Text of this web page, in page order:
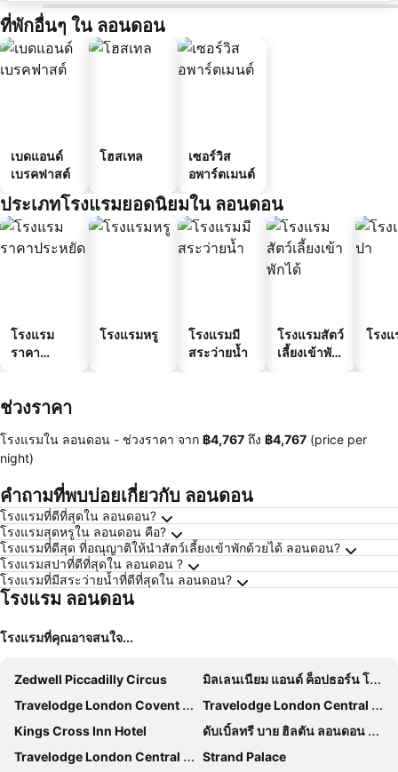
ที่พักอื่นๆ ใน ลอนดอน
เบดแอนด์
เบรคฟาสต์
โฮสเทล
เซอร์วิส
อพาร์ตเมนต์
ประเภทโรงแรมยอดนิยมใน ลอนดอน
โรงแรม
ราคา
โรงแรมหรู
โรงแรมมี
สระว่ายน้ำ
โรงแรมสัตว์
เลี้ยงเข้าพัก
โรง
ช่วงราคา
โรงแรมใน ลอนดอน - ช่วงราคา จาก ‎฿4,767 ถึง ‎฿4,767 (price per
night)
คำถามที่พบบ่อยเกี่ยวกับ ลอนดอน
โรงแรมที่ดีที่สุดใน ลอนดอน?
โรงแรมสุดหรูใน ลอนดอน คือ?
โรงแรมที่ดีสุด ที่อณุญาติให้นำสัตว์เลี้ยงเข้าพักด้วยได้ ลอนดอน?
โรงแรมสปาที่ดีที่สุดใน ลอนดอน ?
โรงแรมที่มีสระว่ายน้ำที่ดีที่สุดใน ลอนดอน?
โรงแรม ลอนดอน
โรงแรมที่คุณอาจสนใจ...
Zedwell Piccadilly Circus
มิลเลนเนียม แอนด์ ค็อปธอร์น โฮเทลส์ แอท เชลซี ฟุตบอล คลับ
Travelodge London Covent Garden
Travelodge London Central City Road
Kings Cross Inn Hotel
ดับเบิ้ลทรี บาย ฮิลตัน ลอนดอน ด็อกแลนด์ ริเวอร์ไซด์
Travelodge London Central Euston
Strand Palace